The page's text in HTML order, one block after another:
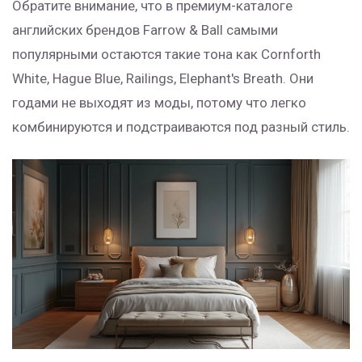
Обратите внимание, что в премиум-каталоге
английских брендов Farrow & Ball самыми
популярными остаются такие тона как Cornforth
White, Hague Blue, Railings, Elephant's Breath. Они
годами не выходят из моды, потому что легко
комбинируются и подстраиваются под разный стиль.